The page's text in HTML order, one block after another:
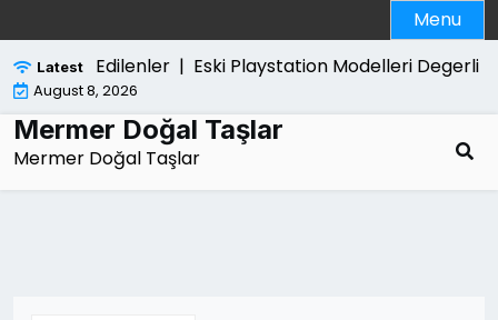
to
content
Menu
Latest
Merak Edilenler |Eski Playstation Modelleri Degerli
August 8, 2026
Mermer Doğal Taşlar
Mermer Doğal Taşlar